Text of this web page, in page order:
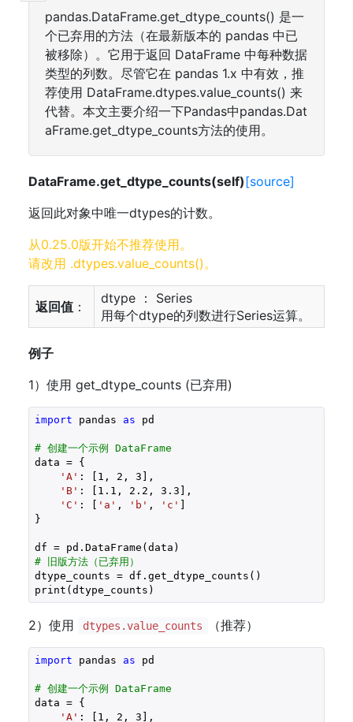
pandas.DataFrame.get_dtype_counts() 是一
个已弃用的方法（在最新版本的 pandas 中已
被移除）。它用于返回 DataFrame 中每种数据
类型的列数。尽管它在 pandas 1.x 中有效，推
荐使用 DataFrame.dtypes.value_counts() 来
代替。本文主要介绍一下Pandas中pandas.Dat
aFrame.get_dtype_counts方法的使用。
DataFrame.get_dtype_counts(self)[source]
返回此对象中唯一dtypes的计数。
从0.25.0版开始不推荐使用。
请改用 .dtypes.value_counts()。
返回值 ：
dtype ： Series
用每个dtype的列数进行Series运算。
例子
1）使用 get_dtype_counts (已弃用)
import pandas as pd
# 创建一个示例 DataFrame
data = {
'A' : [ 1 , 2 , 3 ],
'B' : [ 1.1 , 2.2 , 3.3 ],
'C' : [ 'a' , 'b' , 'c' ]
}
# 旧版方法（已弃用）
dtype_counts = df.get_dtype_counts()
2）使用 dtypes.value_counts （推荐）
import pandas as pd
# 创建一个示例 DataFrame
data = {
'A' : [ 1 , 2 , 3 ],